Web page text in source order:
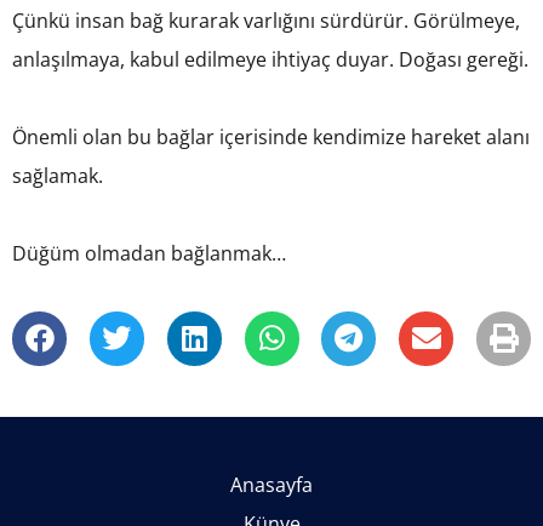
Çünkü insan bağ kurarak varlığını sürdürür. Görülmeye,
anlaşılmaya, kabul edilmeye ihtiyaç duyar. Doğası gereği.
Önemli olan bu bağlar içerisinde kendimize hareket alanı
sağlamak.
Düğüm olmadan bağlanmak…
Anasayfa